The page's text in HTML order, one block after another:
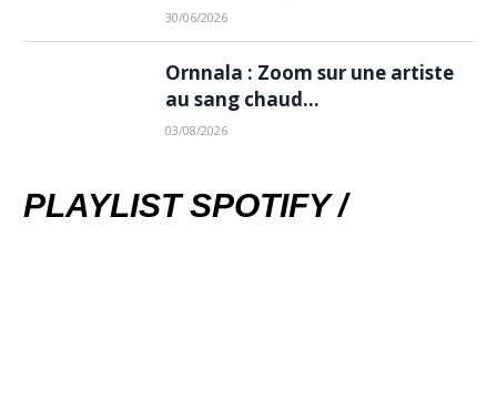
30/06/2026
Ornnala : Zoom sur une artiste
au sang chaud…
03/08/2026
PLAYLIST SPOTIFY /